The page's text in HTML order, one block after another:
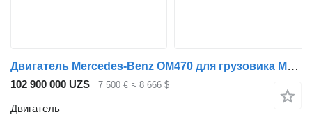
Двигатель Mercedes-Benz OM470 для грузовика Mercedes-Benz Actros Antos Atego
102 900 000 UZS 7 500 € ≈ 8 666 $
Двигатель